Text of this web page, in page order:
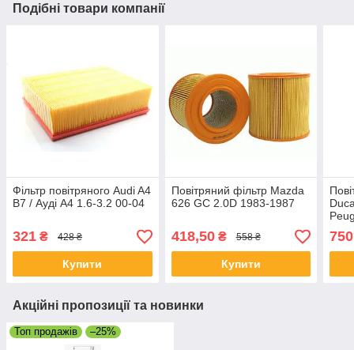
Подібні товари компанії
Фільтр повітряного Audi A4
B7 / Ауді А4 1.6-3.2 00-04
321 ₴ 428 ₴
Купити
Повітряний фільтр Mazda
626 GC 2.0D 1983-1987
418,50₴ 558 ₴
Купити
750
Акційні пропозиції та новинки
Топ продажів –25%